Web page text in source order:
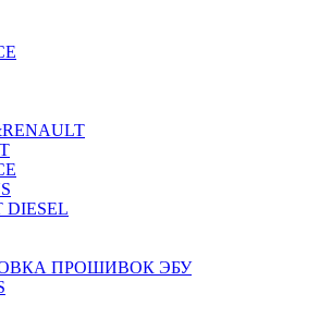
DIESEL
ПРОШИВОК ЭБУ